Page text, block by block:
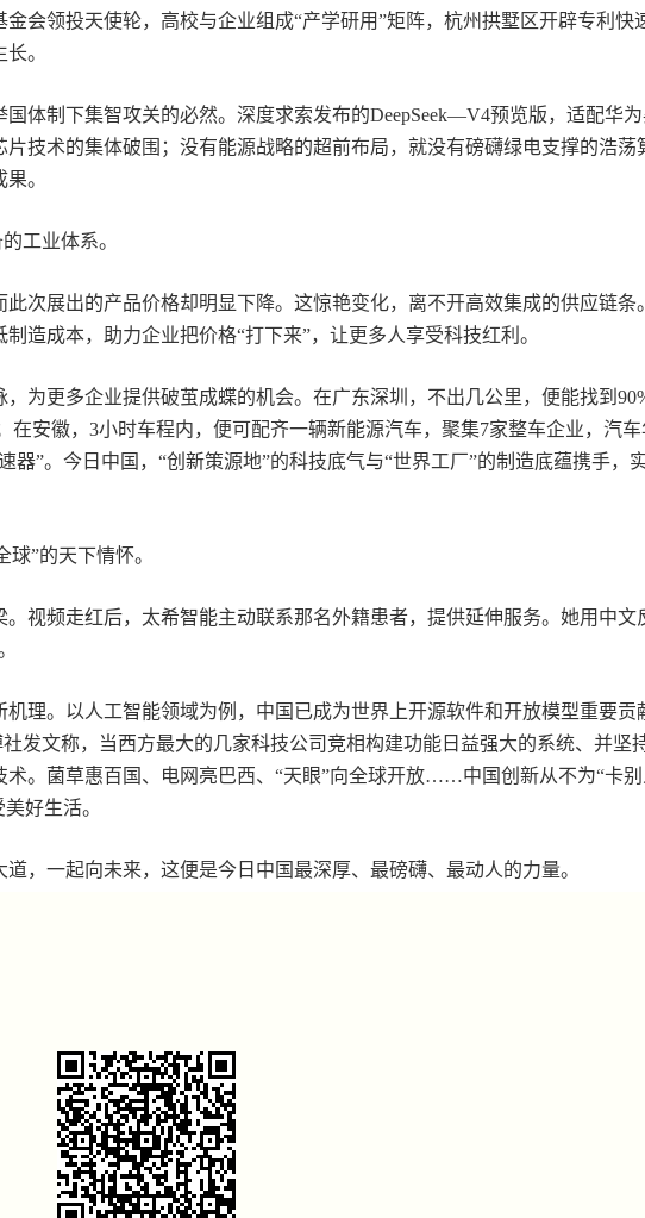
会领投天使轮，高校与企业组成“产学研用”矩阵，杭州拱墅区开辟专利快
。
制下集智攻关的必然。深度求索发布的DeepSeek—V4预览版，适配华为
片技术的集体破围；没有能源战略的超前布局，就没有磅礴绿电支撑的浩
。
工业体系。
展出的产品价格却明显下降。这惊艳变化，离不开高效集成的供应链条
造成本，助力企业把价格“打下来”，让更多人享受科技红利。
更多企业提供破茧成蝶的机会。在广东深圳，不出几公里，便能找到
安徽，3小时车程内，便可配齐一辆新能源汽车，聚集7家整车企业，汽车
”。今日中国，“创新策源地”的科技底气与“世界工厂”的制造底蕴携手，
”的天下情怀。
频走红后，太希智能主动联系那名外籍患者，提供延伸服务。她用中文
。以人工智能领域为例，中国已成为世界上开源软件和开放模型重要贡
发文称，当西方最大的几家科技公司竞相构建功能日益强大的系统、并坚
。菌草惠百国、电网亮巴西、“天眼”向全球开放……中国创新从不为“卡别
好生活。
一起向未来，这便是今日中国最深厚、最磅礴、最动人的力量。